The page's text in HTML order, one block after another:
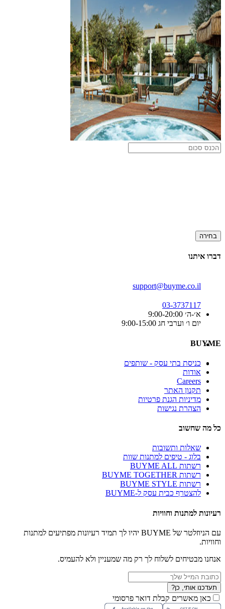
בחירה
דברו איתנו
support@buyme.co.il
03-3737117
א׳-ה׳ 9:00-20:00
יום ו׳ וערבי חג 9:00-15:00
BUYME
כניסת בתי עסק - שותפים
אודות
Careers
תקנון האתר
מדיניות הגנת פרטיות
הצהרת נגישות
כל מה שחשוב
שאלות ותשובות
בלוג - טיפים למתנות שוות
רשתות BUYME ALL
רשתות BUYME TOGETHER
רשתות BUYME STYLE
להצטרף כבית עסק ל-BUYME
רעיונות למתנות וחוויות
עם הניוזלטר של BUYME יהיו לך תמיד רעיונות מפתיעים למתנות
וחוויות.
אנחנו מבטיחים לשלוח לך רק מה שמעניין ולא להעמיס.
תעדכנו אותי, כן?
כאן מאשרים קבלת דואר פרסומי